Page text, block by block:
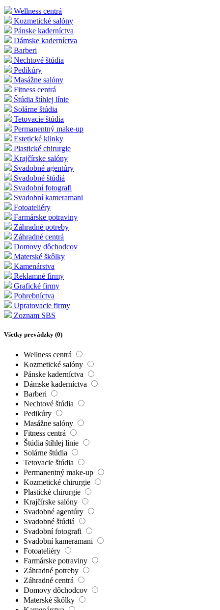
Wellness centrá
Kozmetické salóny
Pánske kaderníctva
Dámske kaderníctva
Barberi
Nechtové štúdia
Pedikúry
Masážne salóny
Fitness centrá
Štúdia štíhlej línie
Solárne štúdia
Tetovacie štúdia
Permanentný make-up
Estetické klinky
Plastické chirurgie
Krajčírske salóny
Svadobné agentúry
Svadobné štúdiá
Svadobní fotografi
Svadobní kameramani
Fotoateliéry
Farmárske potraviny
Záhradné potreby
Záhradné centrá
Domovy dôchodcov
Materské škôlky
Kamenárstva
Reklamné firmy
Grafické firmy
Pohrebníctva
Upratovacie firmy
Zoznam SBS
Všetky prevádzky (0)
Wellness centrá
Kozmetické salóny
Pánske kaderníctva
Dámske kaderníctva
Barberi
Nechtové štúdia
Pedikúry
Masážne salóny
Fitness centrá
Štúdia štíhlej línie
Solárne štúdia
Tetovacie štúdia
Permanentný make-up
Kozmetické chirurgie
Plastické chirurgie
Krajčírske salóny
Svadobné agentúry
Svadobné štúdiá
Svadobní fotografi
Svadobní kameramani
Fotoateliéry
Farmárske potraviny
Záhradné potreby
Záhradné centrá
Domovy dôchodcov
Materské škôlky